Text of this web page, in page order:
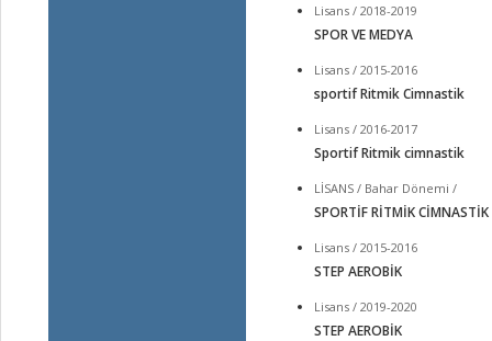
Lisans / 2018-2019
SPOR VE MEDYA
Lisans / 2015-2016
sportif Ritmik Cimnastik
Lisans / 2016-2017
Sportif Ritmik cimnastik
LİSANS / Bahar Dönemi /
SPORTİF RİTMİK CİMNASTİK
Lisans / 2015-2016
STEP AEROBİK
Lisans / 2019-2020
STEP AEROBİK